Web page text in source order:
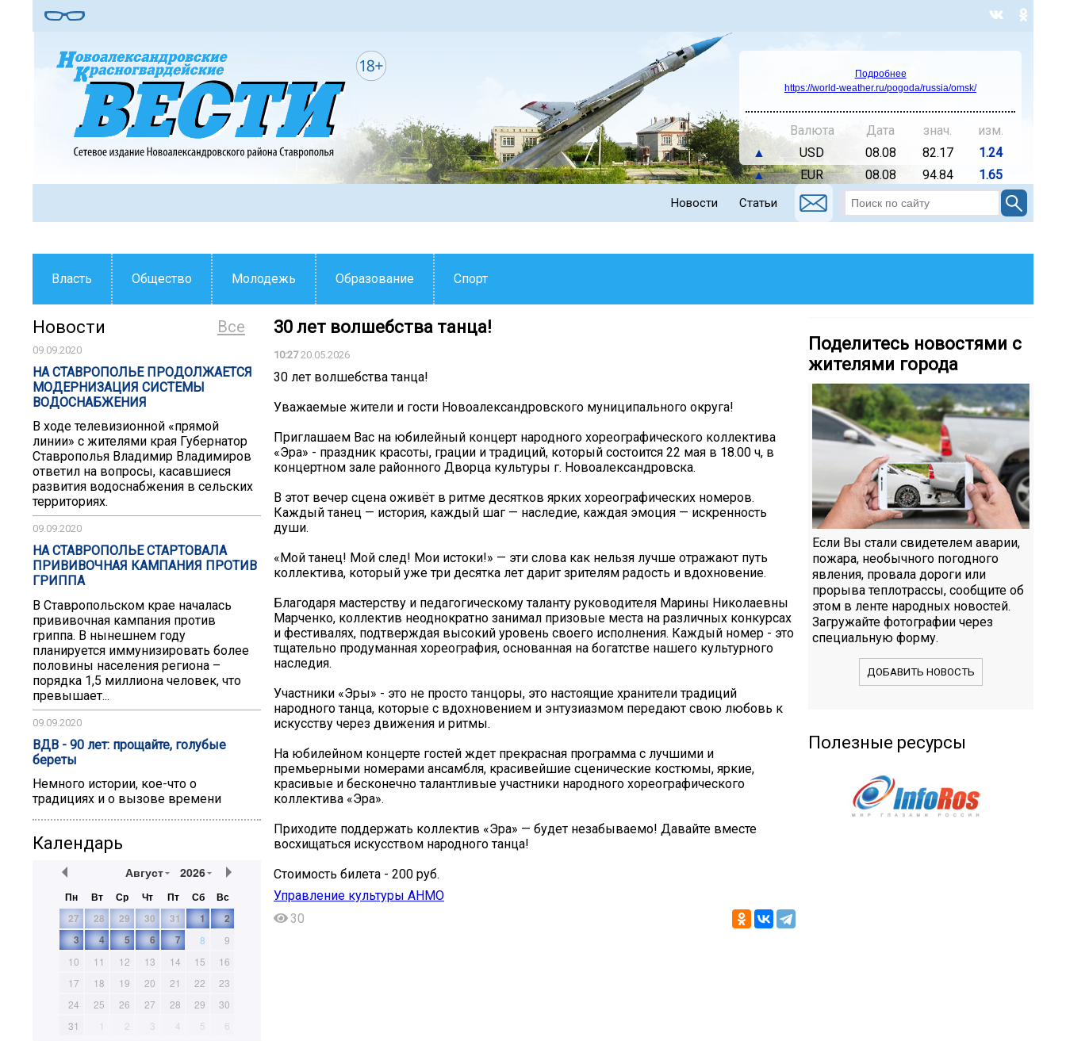
Подробнее
https://world-weather.ru/pogoda/russia/omsk/
Валюта Дата знач.
изм.
▲
USD 08.08 82.17
1.24
▲
EUR 08.08 94.84 1.65
Новости Статьи
Власть Общество Молодежь Образование Спорт
Все
Новости
09.09.2020
НА СТАВРОПОЛЬЕ ПРОДОЛЖАЕТСЯ
МОДЕРНИЗАЦИЯ СИСТЕМЫ
ВОДОСНАБЖЕНИЯ
В ходе телевизионной «прямой
линии» с жителями края Губернатор
Ставрополья Владимир Владимиров
ответил на вопросы, касавшиеся
развития водоснабжения в сельских
территориях.
09.09.2020
НА СТАВРОПОЛЬЕ СТАРТОВАЛА
ПРИВИВОЧНАЯ КАМПАНИЯ ПРОТИВ
ГРИППА
В Ставропольском крае началась
прививочная кампания против
гриппа. В нынешнем году
планируется иммунизировать более
половины населения региона –
порядка 1,5 миллиона человек, что
превышает...
09.09.2020
ВДВ - 90 лет: прощайте, голубые
береты
Немного истории, кое-что о
традициях и о вызове времени
Календарь
Август 2026
Пн Вт Ср Чт Пт Сб
Вс
27
28 29 30 31 1
2
3
4 5 6 7 8
9
10
11 12 13 14 15
16
17
18 19 20 21 22
23
24
25 26 27 28 29
30
31
1 2 3 4 5 6
30 лет волшебства танца!
10:2720.05.2026
30 лет волшебства танца!
Уважаемые жители и гости Новоалександровского муниципального округа!
Приглашаем Вас на юбилейный концерт народного хореографического коллектива
«Эра» - праздник красоты, грации и традиций, который состоится 22 мая в 18.00 ч, в
концертном зале районного Дворца культуры г. Новоалександровска.
В этот вечер сцена оживёт в ритме десятков ярких хореографических номеров.
Каждый танец — история, каждый шаг — наследие, каждая эмоция — искренность
души.
«Мой танец! Мой след! Мои истоки!» — эти слова как нельзя лучше отражают путь
коллектива, который уже три десятка лет дарит зрителям радость и вдохновение.
Благодаря мастерству и педагогическому таланту руководителя Марины Николаевны
Марченко, коллектив неоднократно занимал призовые места на различных конкурсах
и фестивалях, подтверждая высокий уровень своего исполнения. Каждый номер - это
тщательно продуманная хореография, основанная на богатстве нашего культурного
наследия.
Участники «Эры» - это не просто танцоры, это настоящие хранители традиций
народного танца, которые с вдохновением и энтузиазмом передают свою любовь к
искусству через движения и ритмы.
На юбилейном концерте гостей ждет прекрасная программа с лучшими и
премьерными номерами ансамбля, красивейшие сценические костюмы, яркие,
красивые и бесконечно талантливые участники народного хореографического
коллектива «Эра».
Приходите поддержать коллектив «Эра» — будет незабываемо! Давайте вместе
восхищаться искусством народного танца!
Стоимость билета - 200 руб.
Управление культуры АНМО
30
Поделитесь новостями с
жителями города
Если Вы стали свидетелем аварии,
пожара, необычного погодного
явления, провала дороги или
прорыва теплотрассы, сообщите об
этом в ленте народных новостей.
Загружайте фотографии через
специальную форму.
ДОБАВИТЬ НОВОСТЬ
Полезные ресурсы